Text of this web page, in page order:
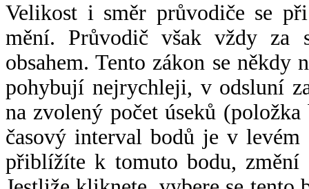
Velikost i směr průvodiče se
mění. Průvodič však vždy za
obsahem. Tento zákon se někdy
pohybují nejrychleji, v odsluní
na zvolený počet úseků
časový interval bodů je v
přiblížíte k tomuto bodu,